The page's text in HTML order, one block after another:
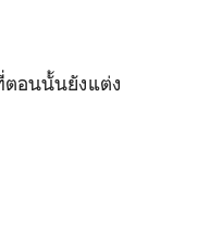
อนนั้นยังแต่ง